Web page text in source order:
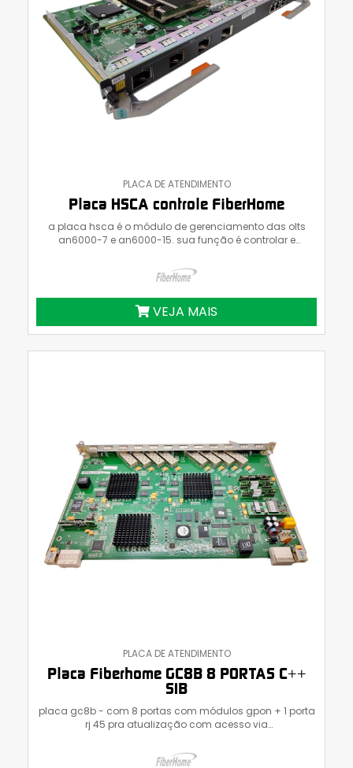
PLACA DE ATENDIMENTO
Placa HSCA controle FiberHome
a placa hsca é o módulo de gerenciamento das olts
an6000-7 e an6000-15. sua função é controlar e
VEJA MAIS
PLACA DE ATENDIMENTO
Placa Fiberhome GC8B 8 PORTAS C++
S1B
placa gc8b - com 8 portas com módulos gpon + 1 porta
rj 45 pra atualização com acesso via
fiberhome